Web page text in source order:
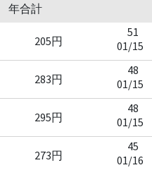
年合計
205円
51
01/15
283円
48
01/15
295円
48
01/15
273円
45
01/16